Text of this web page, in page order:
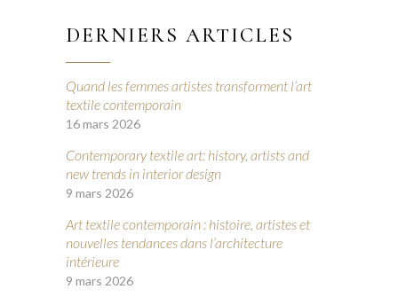
DERNIERS ARTICLES
Quand les femmes artistes transforment l’art
textile contemporain
16 mars 2026
Contemporary textile art: history, artists and
new trends in interior design
9 mars 2026
Art textile contemporain : histoire, artistes et
nouvelles tendances dans l’architecture
intérieure
9 mars 2026